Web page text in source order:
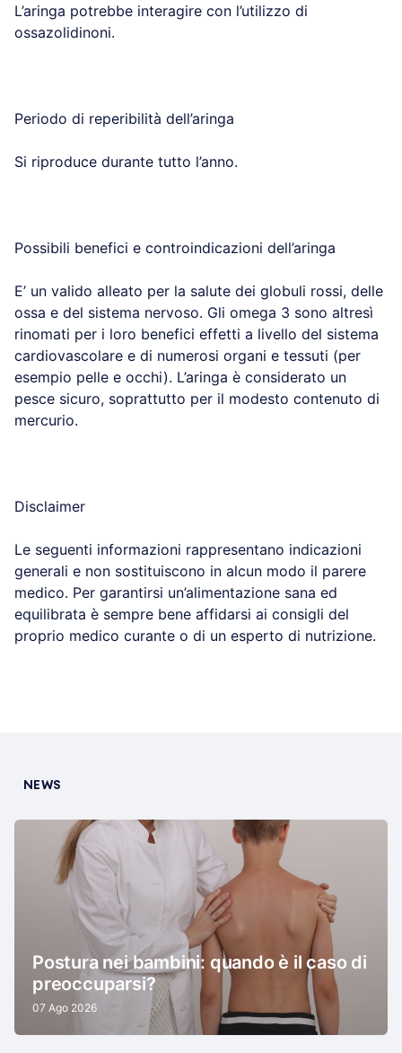
L’aringa potrebbe interagire con l’utilizzo di
ossazolidinoni.
Periodo di reperibilità dell’aringa
Si riproduce durante tutto l’anno.
Possibili benefici e controindicazioni dell’aringa
E’ un valido alleato per la salute dei globuli rossi, delle
ossa e del sistema nervoso. Gli omega 3 sono altresì
rinomati per i loro benefici effetti a livello del sistema
cardiovascolare e di numerosi organi e tessuti (per
esempio pelle e occhi). L’aringa è considerato un
pesce sicuro, soprattutto per il modesto contenuto di
mercurio.
Disclaimer
Le seguenti informazioni rappresentano indicazioni
generali e non sostituiscono in alcun modo il parere
medico. Per garantirsi un’alimentazione sana ed
equilibrata è sempre bene affidarsi ai consigli del
proprio medico curante o di un esperto di nutrizione.
NEWS
Postura nei bambini: quando è il caso di
preoccuparsi?
07 Ago 2026